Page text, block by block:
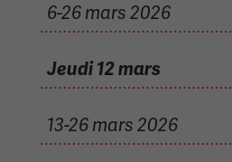
6-26 mars 2026
Jeudi 12 mars
13-26 mars 2026